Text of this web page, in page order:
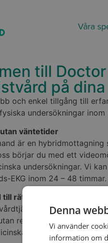
Våra
till
på
och enkel tillgång till
undersökningar inom
väntetider
är en
börjar du med ett
undersökningar. Vi
EKG inom 24 – 48
rätt pris
ut
nför den
remiss eller långa
undersökningar
Denna
Vi använder
information om